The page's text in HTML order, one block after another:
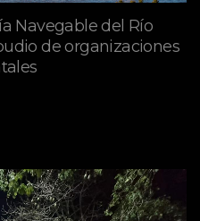
Navegable del Río
de organizaciones